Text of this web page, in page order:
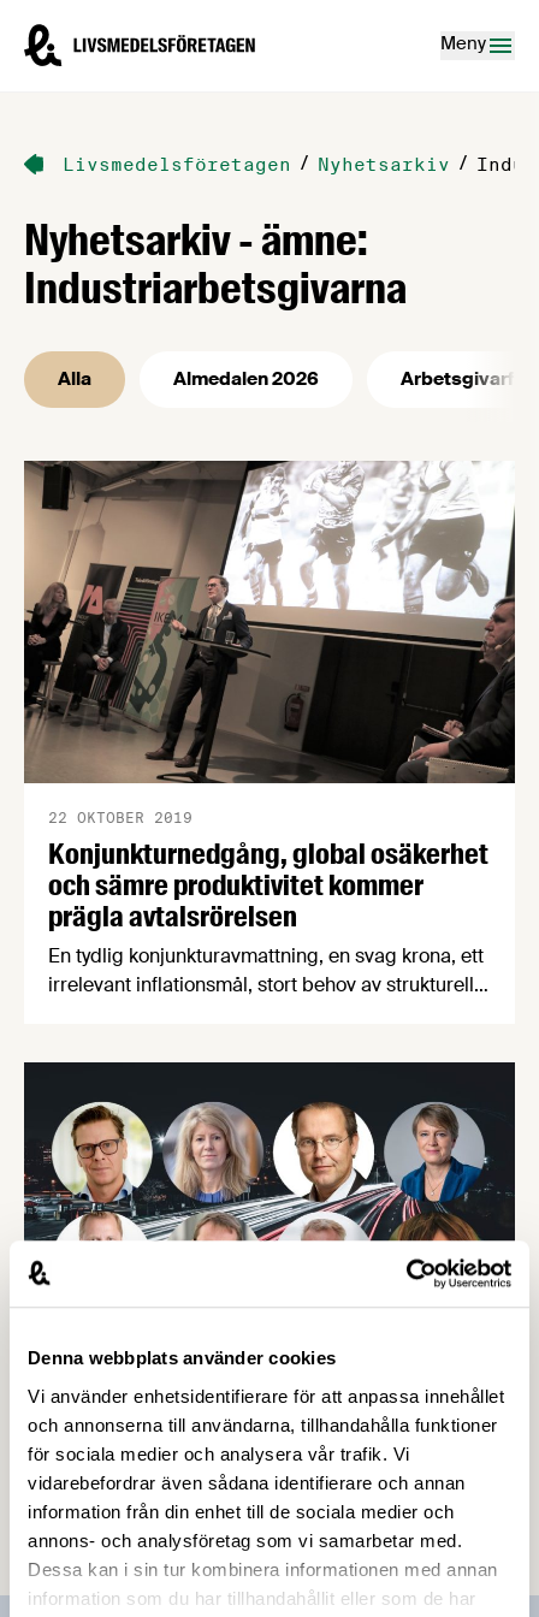
Denna webbplats använder cookies
Vi använder enhetsidentifierare för att anpassa innehållet
och annonserna till användarna, tillhandahålla funktioner
för sociala medier och analysera vår trafik. Vi
vidarebefordrar även sådana identifierare och annan
information från din enhet till de sociala medier och
annons- och analysföretag som vi samarbetar med.
Dessa kan i sin tur kombinera informationen med annan
information som du har tillhandahållit eller som de har
Livsmedelsföretagen – till startsidan
Meny
Livsmedelsföretagen / Nyhetsarkiv /
Nyhetsarkiv - ämne:
Industriarbetsgivarna
Alla Almedalen 2026
Konjunkturnedgång, global osäkerhet
och sämre produktivitet kommer
prägla avtalsrörelsen
22 OKTOBER 2019
En tydlig konjunkturavmattning, en svag krona, ett
irrelevant inflationsmål, stort behov av strukturella
vad avgör lönesättningen?” med experter från
bl.a. SEB, Konjunkturinstitutet och
Medlingsinstitutet.
Ekonomiskt lunchseminarium med
Anders Borg den 13 maj
Hur påverkas Sverige när ekonomin bromsar in
efter flera år av högkonjunktur? Vad betyder det
för Sverige som industriland? Välkommen till ett
lunchseminarium den 13 maj om industrins
ekonomiska förutsättningar med Anders Borg som